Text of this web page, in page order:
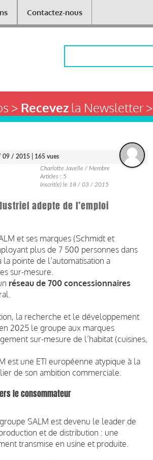
Contactez-nous
> Recevezla Newsletter >
09 / 2015 | 165 vues
Charlotte Javelle / Membre
Articles : 5
Inscrit(e) le 18 / 03 / 2015
adepte de l’emploi
et ses marques (Schmidt et
plus de 7 500 personnes dans
pointe de l’automatisation a
sur-mesure.
réseau de 700 concessionnaires
la recherche et le développement
2025 le groupe aux marques
sur-mesure de l’habitat (cuisines,
est une ETI européenne atypique à la
de son ambition commerciale.
le consommateur
SALM est devenu le leader de
et de distribution : une
transmise en usine et produite.